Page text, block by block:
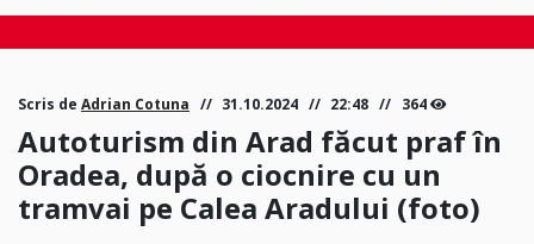
Scris de Adrian Cotuna 31.10.2024 22:48 364
Autoturism din Arad făcut praf în
Oradea, după o ciocnire cu un
tramvai pe Calea Aradului (foto)